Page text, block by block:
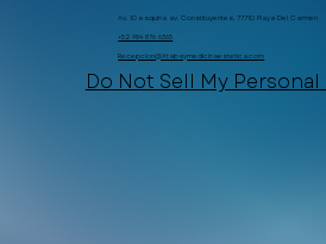
Av. 10 esquina av. Constituyentes, 77710 Playa Del Carmen
+52 984 876 6365
Recepcion@Xtabaymedicinaestetica.com
Do Not Sell My